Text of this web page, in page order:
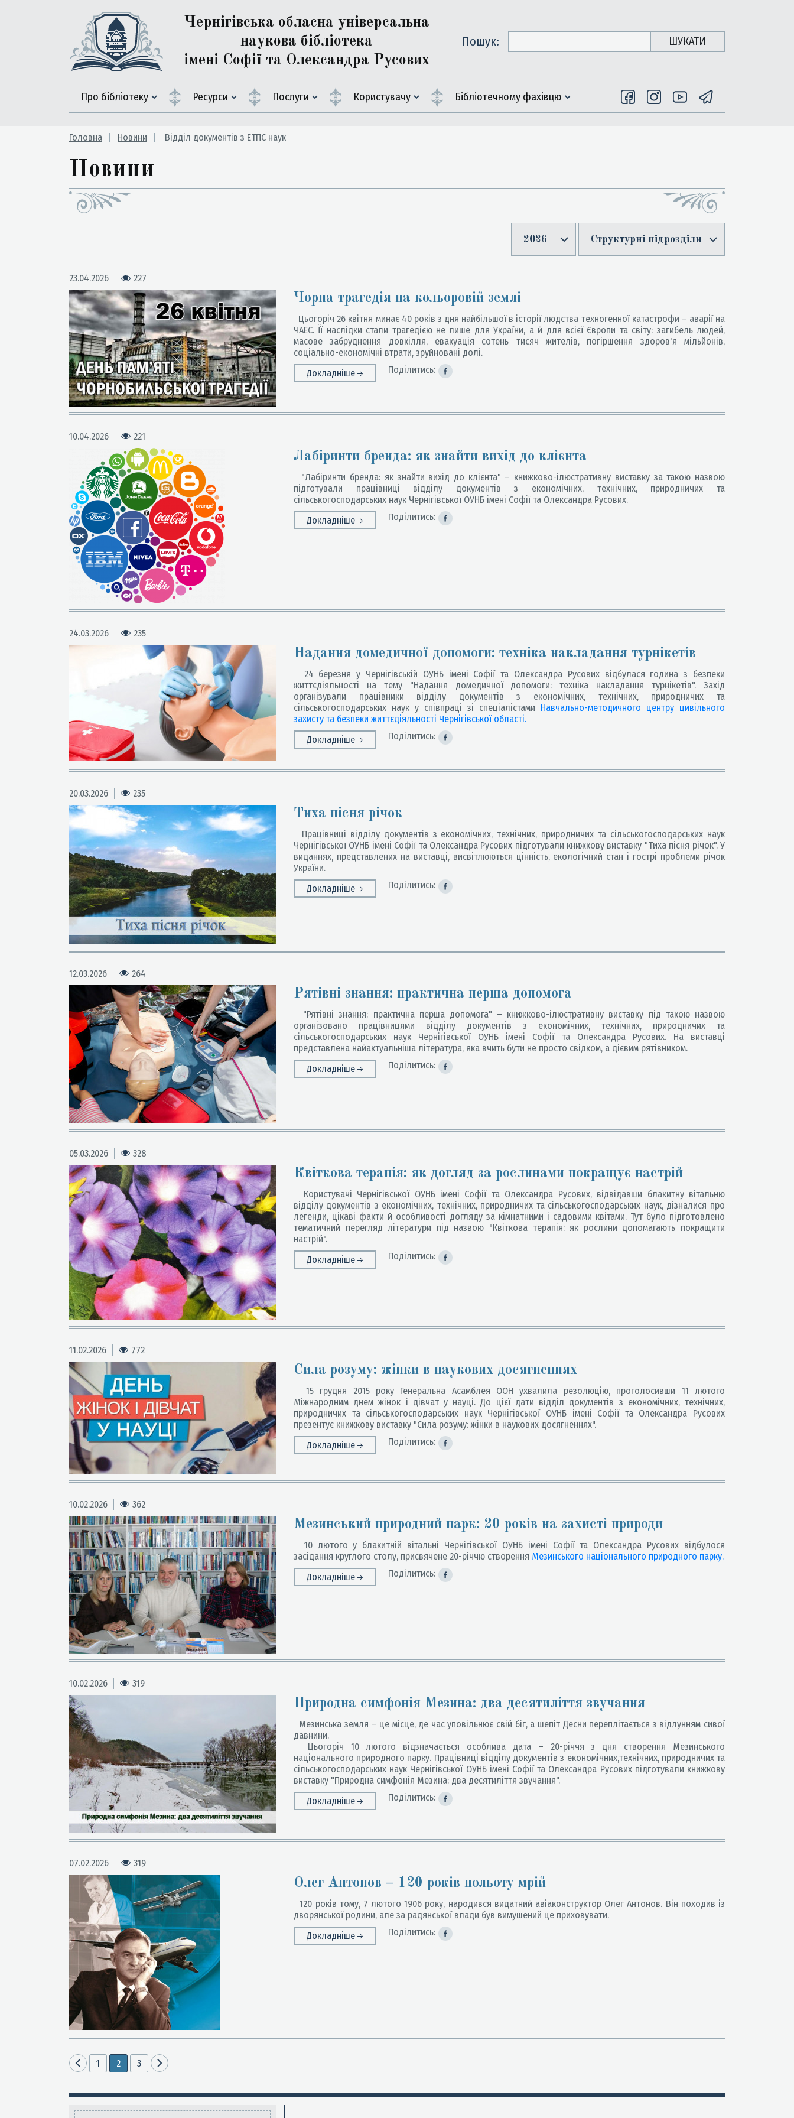
Чернігівська обласна універсальна
наукова бібліотека
імені Софії та Олександра Русових
Пошук: ШУКАТИ
Про бібліотеку Ресурси Послуги Користувачу Бiблiотечному фахiвцю
Головна Новини Відділ документів з ЕТПС наук
Новини
2026 Структурні підрозділи
23.04.2026 227
Чорна трагедія на кольоровій землі
Цьогоріч 26 квітня минає 40 років з дня найбільшої в історії людства техногенної катастрофи – аварії на
ЧАЕС. Її наслідки стали трагедією не лише для України, а й для всієї Європи та світу: загибель людей,
масове забруднення довкілля, евакуація сотень тисяч жителів, погіршення здоров'я мільйонів,
соціально-економічні втрати, зруйновані долі.
Докладніше
Поділитись:
10.04.2026 221
Лабіринти бренда: як знайти вихід до клієнта
"Лабіринти бренда: як знайти вихід до клієнта" – книжково-ілюстративну виставку за такою назвою
підготували працівниці відділу документів з економічних, технічних, природничих та
сільськогосподарських наук Чернігівської ОУНБ імені Софії та Олександра Русових.
Докладніше
Поділитись:
24.03.2026 235
Надання домедичної допомоги: техніка накладання турнікетів
24 березня у Чернігівській ОУНБ імені Софії та Олександра Русових відбулася година з безпеки
життєдіяльності на тему "Надання домедичної допомоги: техніка накладання турнікетів". Захід
організували працівники відділу документів з економічних, технічних, природничих та
сільськогосподарських наук у співпраці зі спеціалістами Навчально-методичного центру цивільного
захисту та безпеки життєдіяльності Чернігівської області.
Докладніше
Поділитись:
20.03.2026 235
Тиха пісня річок
Працівниці відділу документів з економічних, технічних, природничих та сільськогосподарських наук
Чернігівської ОУНБ імені Софії та Олександра Русових підготували книжкову виставку "Тиха пісня річок". У
виданнях, представлених на виставці, висвітлюються цінність, екологічний стан і гострі проблеми річок
України.
Докладніше
Поділитись:
12.03.2026 264
Рятівні знання: практична перша допомога
"Рятівні знання: практична перша допомога" – книжково-ілюстративну виставку під такою назвою
організовано працівницями відділу документів з економічних, технічних, природничих та
сільськогосподарських наук Чернігівської ОУНБ імені Софії та Олександра Русових. На виставці
представлена найактуальніша література, яка вчить бути не просто свідком, а дієвим рятівником.
Докладніше
Поділитись:
05.03.2026 328
Квіткова терапія: як догляд за рослинами покращує настрій
Користувачі Чернігівської ОУНБ імені Софії та Олександра Русових, відвідавши блакитну вітальню
відділу документів з економічних, технічних, природничих та сільськогосподарських наук, дізналися про
легенди, цікаві факти й особливості догляду за кімнатними і садовими квітами. Тут було підготовлено
тематичний перегляд літератури під назвою "Квіткова терапія: як рослини допомагають покращити
настрій".
Докладніше
Поділитись:
11.02.2026 772
Сила розуму: жінки в наукових досягненнях
15 грудня 2015 року Генеральна Асамблея ООН ухвалила резолюцію, проголосивши 11 лютого
Міжнародним днем жінок і дівчат у науці. До цієї дати відділ документів з економічних, технічних,
природничих та сільськогосподарських наук Чернігівської ОУНБ імені Софії та Олександра Русових
презентує книжкову виставку "Сила розуму: жінки в наукових досягненнях".
Докладніше
Поділитись:
10.02.2026 362
Мезинський природний парк: 20 років на захисті природи
10 лютого у блакитній вітальні Чернігівської ОУНБ імені Софії та Олександра Русових відбулося
засідання круглого столу, присвячене 20-річчю створення Мезинського національного природного парку.
Докладніше
Поділитись:
10.02.2026 319
Природна симфонія Мезина: два десятиліття звучання
Мезинська земля – це місце, де час уповільнює свій біг, а шепіт Десни переплітається з відлунням сивої
давнини.
Цьогоріч 10 лютого відзначається особлива дата – 20-річчя з дня створення Мезинського
національного природного парку. Працівниці відділу документів з економічних,технічних, природничих та
сільськогосподарських наук Чернігівської ОУНБ імені Софії та Олександра Русових підготували книжкову
виставку "Природна симфонія Мезина: два десятиліття звучання".
Докладніше
Поділитись:
07.02.2026 319
Олег Антонов – 120 років польоту мрій
120 років тому, 7 лютого 1906 року, народився видатний авіаконструктор Олег Антонов. Він походив із
дворянської родини, але за радянської влади був вимушений це приховувати.
Докладніше
Поділитись:
1 2 3